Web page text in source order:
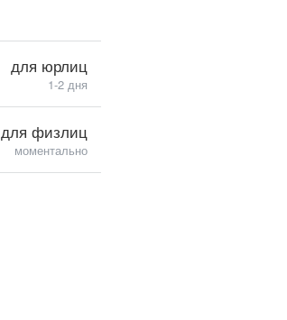
для юрлиц
1-2 дня
для физлиц
моментально